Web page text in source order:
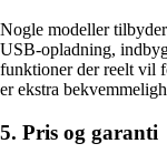
Nogle modeller
USB-opladning,
funktioner der reelt vil
er ekstra
5. Pris og garanti